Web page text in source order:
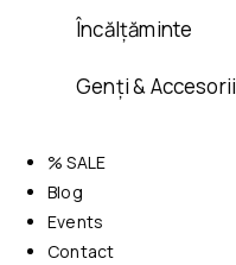
Încălțăminte
Genți & Accesorii
% SALE
Blog
Events
Contact